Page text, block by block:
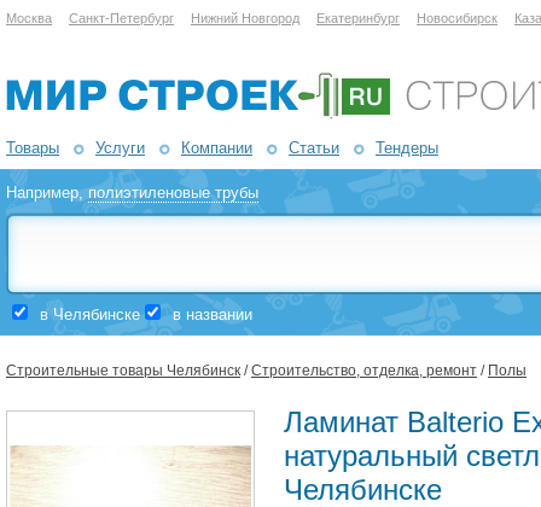
Москва Санкт-Петербург Нижний Новгород Екатеринбург Новосибирск
Товары Услуги Компании Статьи Тендеры
Например,полиэтиленовые трубы
в Челябинске в названии
Строительные товары Челябинск /Строительство, отделка, ремонт / Полы
Ламинат Balterio
натуральный
Челябинске